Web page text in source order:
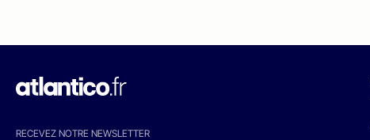
RECEVEZ NOTRE NEWSLETTER